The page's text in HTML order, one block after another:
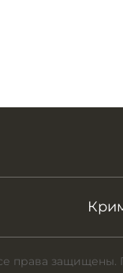
права защищены.